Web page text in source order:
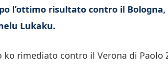
l’ottimo risultato contro il
Lukaku.
rimediato contro il Verona di Paolo